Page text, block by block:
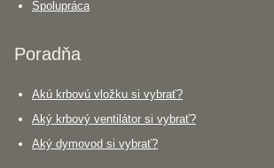
Spolupráca
Poradňa
Akú krbovú vložku si vybrať?
Aký krbový ventilátor si vybrať?
Aký dymovod si vybrať?